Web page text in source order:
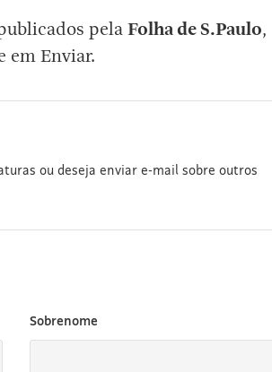
pelaFolha de S.Paulo,
em Enviar.
ou deseja enviar e-mail sobre outros
Sobrenome